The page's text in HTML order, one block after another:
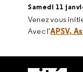
Samedi 11
Venez vous
Avec l’APSV,